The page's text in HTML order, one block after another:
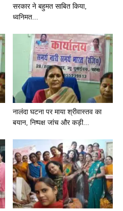
सरकार ने बहुमत साबित किया,
ध्वनिमत...
नालंदा घटना पर माया श्रीवास्तव का
बयान, निष्पक्ष जांच और कड़ी...